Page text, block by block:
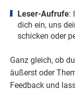
Leser-Aufrufe:
dich ein, uns
schicken oder
Ganz gleich, ob
äußerst oder
Feedback und